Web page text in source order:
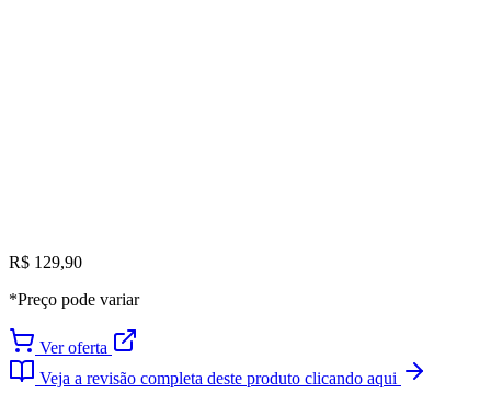
R$ 129,90
*Preço pode variar
Ver oferta
Veja a revisão completa deste produto clicando aqui